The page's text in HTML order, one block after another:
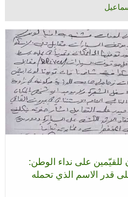
للقيّمين على نداء الوطن:
قدر الاسم الذي تحمله